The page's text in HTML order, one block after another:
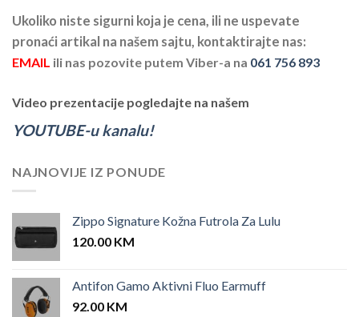
Ukoliko niste sigurni koja je cena, ili ne uspevate
pronaći artikal na našem sajtu, kontaktirajte nas:
EMAIL ili nas pozovite putem Viber-a na 061 756 893
Video prezentacije pogledajte na našem
YOUTUBE-u kanalu!
NAJNOVIJE IZ PONUDE
Zippo Signature Kožna Futrola Za Lulu
120.00 KM
Antifon Gamo Aktivni Fluo Earmuff
92.00 KM